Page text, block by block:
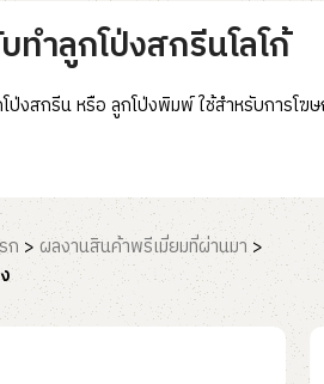
ทำลูกโป่งสกรีนโลโก้
ป่งสกรีน หรือ ลูกโป่งพิมพ์ ใช้สำหรับการโ
ก > ผลงานสินค้าพรีเมี่ยมที่ผ่านมา>